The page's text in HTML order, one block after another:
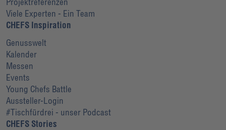
Viele Experten - Ein Team
CHEFS Inspiration
Genusswelt
Kalender
Messen
Events
Young Chefs Battle
Aussteller-Login
#Tischfürdrei - unser Podcast
CHEFS Stories